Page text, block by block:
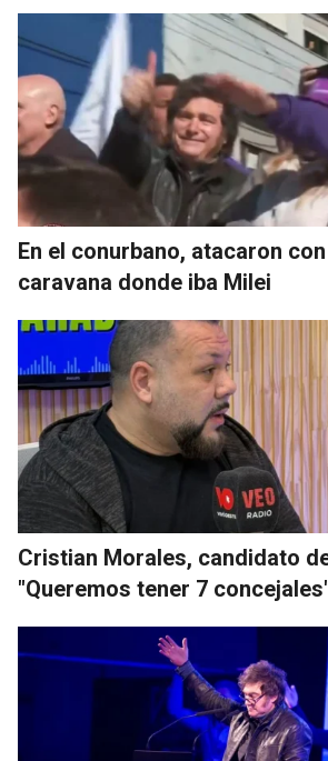
En el conurbano, atacaron
caravana donde iba Milei
Cristian Morales, candidato
"Queremos tener 7